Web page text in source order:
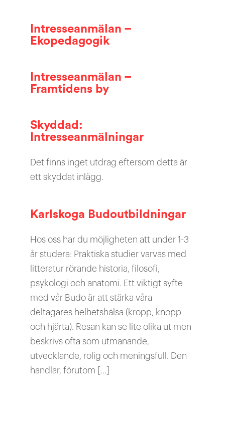
Intresseanmälan –
Ekopedagogik
Intresseanmälan –
Framtidens by
Skyddad:
Intresseanmälningar
Det finns inget utdrag eftersom detta är
ett skyddat inlägg.
Karlskoga Budoutbildningar
Hos oss har du möjligheten att under 1-3
år studera: Praktiska studier varvas med
litteratur rörande historia, filosofi,
psykologi och anatomi. Ett viktigt syfte
med vår Budo är att stärka våra
deltagares helhetshälsa (kropp, knopp
och hjärta). Resan kan se lite olika ut men
beskrivs ofta som utmanande,
utvecklande, rolig och meningsfull. Den
handlar, förutom […]